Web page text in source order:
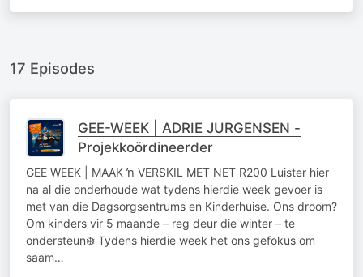
17 Episodes
GEE-WEEK | ADRIE JURGENSEN -
Projekkoördineerder
GEE WEEK | MAAK ŉ VERSKIL MET NET R200 Luister hier
na al die onderhoude wat tydens hierdie week gevoer is
met van die Dagsorgsentrums en Kinderhuise. Ons droom?
Om kinders vir 5 maande – reg deur die winter – te
ondersteun❄️ Tydens hierdie week het ons gefokus om
saam…